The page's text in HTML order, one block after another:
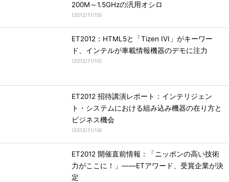
200M～1.5GHzの汎用オシロ
(2012/11/15)
ET2012：HTML5と「Tizen IVI」がキーワー
ド、インテルが車載情報機器のデモに注力
(2012/11/15)
ET2012 招待講演レポート：インテリジェン
ト・システムにおける組み込み機器の在り方と
ビジネス機会
(2012/11/14)
ET2012 開催直前情報：「ニッポンの高い技術
力がここに！」――ETアワード、受賞企業が決
定